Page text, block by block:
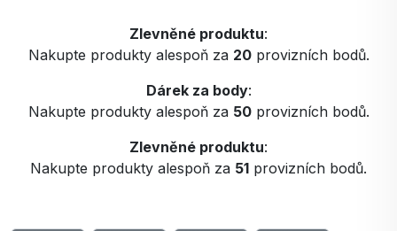
Zlevněné produktu:
Nakupte produkty alespoň za 20provizních bodů.
Dárek za body:
Nakupte produkty alespoň za 50provizních bodů.
Zlevněné produktu:
Nakupte produkty alespoň za 51 provizních bodů.